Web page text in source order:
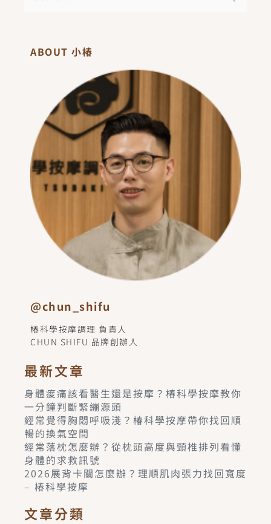
ABOUT 小椿
@chun_shifu
椿科學按摩調理 負責人
CHUN SHIFU 品牌創辦人
最新文章
身體痠痛該看醫生還是按摩？椿科學按摩教你
一分鐘判斷緊繃源頭
經常覺得胸悶呼吸淺？椿科學按摩帶你找回順
暢的換氣空間
經常落枕怎麼辦？從枕頭高度與頸椎排列看懂
身體的求救訊號
2026展背卡關怎麼辦？理順肌肉張力找回寬度
– 椿科學按摩
文章分類